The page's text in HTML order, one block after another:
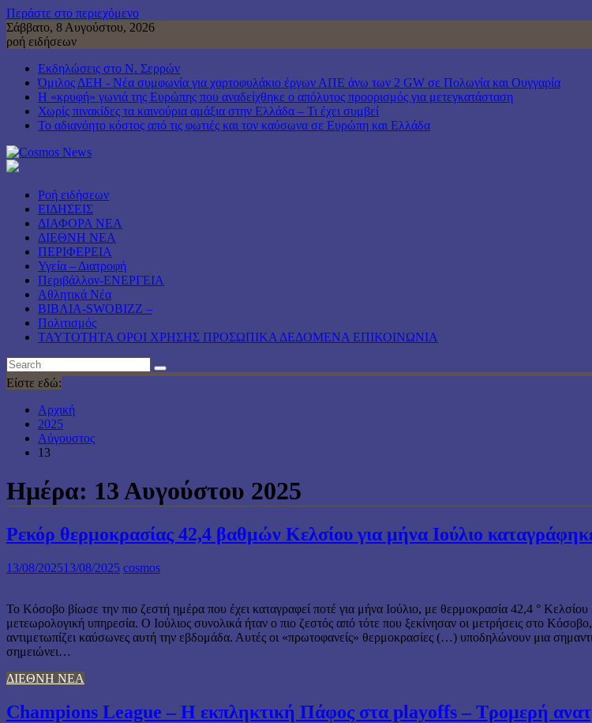
Περάστε στο περιεχόμενο
Σάββατο, 8 Αυγούστου, 2026
ροή ειδήσεων
Εκδηλώσεις στο Ν. Σερρών
Όμιλος ΔΕΗ - Νέα συμφωνία για χαρτοφυλάκιο έργων ΑΠΕ άνω των 2 GW σε Πολωνία και Ουγγαρία
Η «κρυφή» γωνιά της Ευρώπης που αναδείχθηκε ο απόλυτος προορισμός για μετεγκατάσταση
Χωρίς πινακίδες τα καινούρια αμάξια στην Ελλάδα – Τι έχει συμβεί
Το αδιανόητο κόστος από τις φωτιές και τον καύσωνα σε Ευρώπη και Ελλάδα
Ροή ειδήσεων
ΕΙΔΗΣΕΙΣ
ΔΙΑΦΟΡΑ ΝΕΑ
ΔΙΕΘΝΗ ΝΕΑ
ΠΕΡΙΦΕΡΕΙΑ
Υγεία – Διατροφή
Περιβάλλον-ΕΝΕΡΓΕΙΑ
Αθλητικά Νέα
ΒΙΒΛΙΑ-SWOBIZZ –
Πολιτισμός
TAYTOTHTA ΟΡΟΙ ΧΡΗΣΗΣ ΠΡΟΣΩΠΙΚΑ ΔΕΔΟΜΕΝΑ ΕΠΙΚΟΙΝΩΝΙΑ
Είστε εδώ:
Αρχική
2025
Αύγουστος
13
Ημέρα: 13 Αυγούστου 2025
Ρεκόρ θερμοκρασίας 42,4 βαθμών Κελσίου για μήνα Ιούλιο
13/08/202513/08/2025 cosmos
Το Κόσοβο βίωσε την πιο ζεστή ημέρα που έχει καταγραφεί ποτέ για μήνα Ιούλιο, με θερμοκρασία 42,4 °
μετεωρολογική υπηρεσία. Ο Ιούλιος συνολικά ήταν ο πιο ζεστός από τότε που ξεκίνησαν οι μετρήσεις στο
αντιμετωπίζει καύσωνες αυτή την εβδομάδα. Αυτές οι «πρωτοφανείς» θερμοκρασίες (…) υποδηλώνουν μια
σημειώνει…
ΔΙΕΘΝΗ ΝΕΑ
Champions League – Η εκπληκτική Πάφος στα playoffs – Τρομερή